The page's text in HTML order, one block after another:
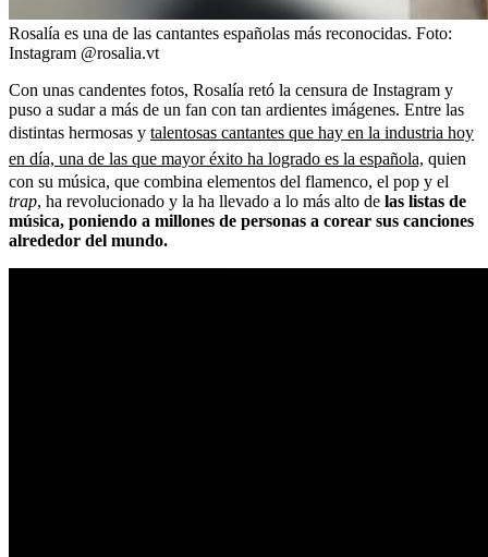
Rosalía es una de las cantantes españolas más reconocidas. Foto:
Instagram @rosalia.vt
Con unas candentes fotos, Rosalía retó la censura de Instagram y
puso a sudar a más de un fan con tan ardientes imágenes. Entre las
distintas hermosas y talentosas cantantes que hay en la industria hoy
en día, una de las que mayor éxito ha logrado es la española, quien
con su música, que combina elementos del flamenco, el pop y el
trap, ha revolucionado y la ha llevado a lo más alto de las listas de
música, poniendo a millones de personas a corear sus canciones
alrededor del mundo.